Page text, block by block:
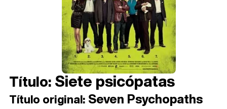
Título:Siete psicópatas
Título original: Seven Psychopaths